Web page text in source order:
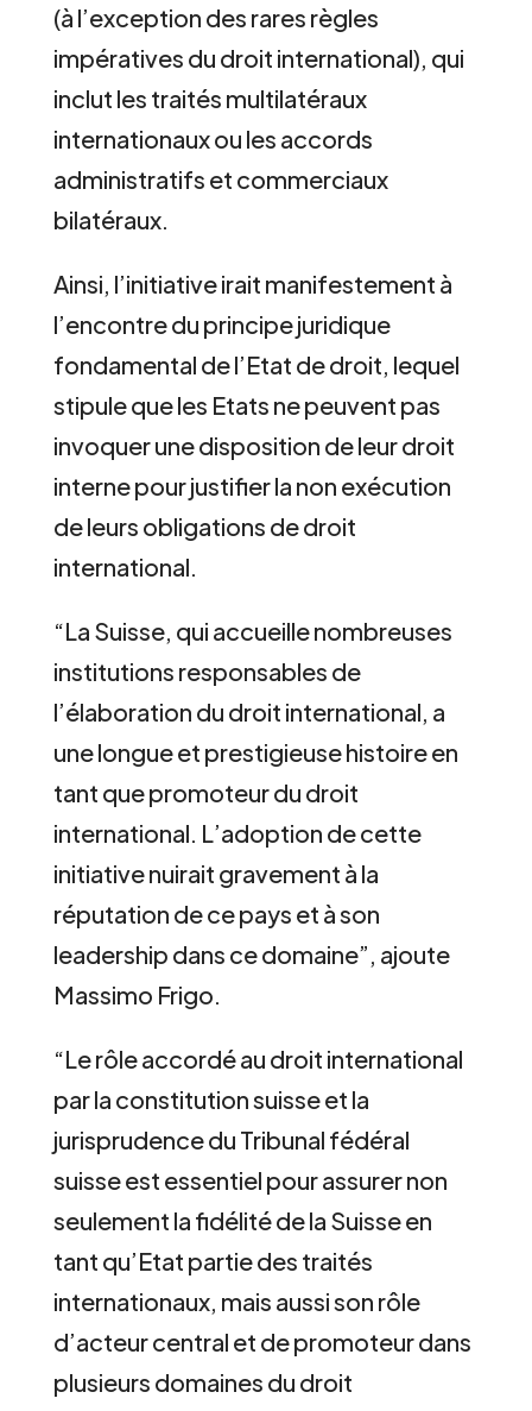
(à l’exception des rares règles
impératives du droit international), qui
inclut les traités multilatéraux
internationaux ou les accords
administratifs et commerciaux
bilatéraux.
Ainsi, l’initiative irait manifestement à
l’encontre du principe juridique
fondamental de l’Etat de droit, lequel
stipule que les Etats ne peuvent pas
invoquer une disposition de leur droit
interne pour justifier la non exécution
de leurs obligations de droit
international.
“La Suisse, qui accueille nombreuses
institutions responsables de
l’élaboration du droit international, a
une longue et prestigieuse histoire en
tant que promoteur du droit
international. L’adoption de cette
initiative nuirait gravement à la
réputation de ce pays et à son
leadership dans ce domaine”, ajoute
Massimo Frigo.
“Le rôle accordé au droit international
par la constitution suisse et la
jurisprudence du Tribunal fédéral
suisse est essentiel pour assurer non
seulement la fidélité de la Suisse en
tant qu’Etat partie des traités
internationaux, mais aussi son rôle
d’acteur central et de promoteur dans
plusieurs domaines du droit